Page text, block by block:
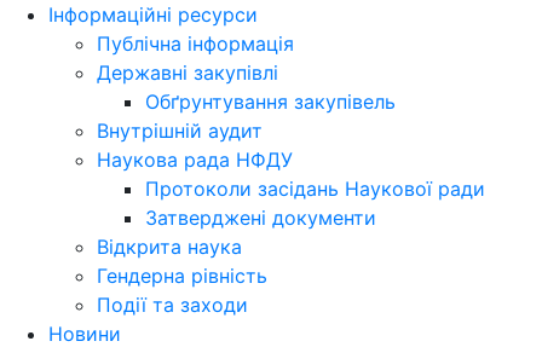
Інформаційні ресурси
Публічна інформація
Державні закупівлі
Обґрунтування закупівель
Внутрішній аудит
Наукова рада НФДУ
Протоколи засідань Наукової ради
Затверджені документи
Відкрита наука
Гендерна рівність
Події та заходи
Новини